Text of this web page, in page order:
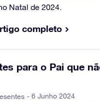
Natal de 2024.
completo
para o Pai que
- 6 Junho 2024